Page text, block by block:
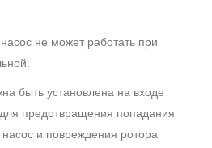
не может работать при
быть установлена на входе
предотвращения попадания
и повреждения ротора